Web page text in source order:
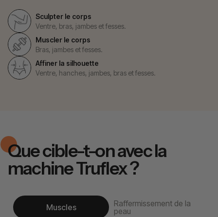
Sculpter le corps
Ventre, bras, jambes et fesses.
Muscler le corps
Bras, jambes et fesses.
Affiner la silhouette
Ventre, hanches, jambes, bras et fesses.
Que cible-t-on avec la
machine Truflex ?
Muscles
Raffermissement de la
peau